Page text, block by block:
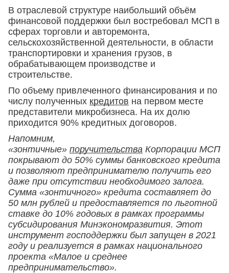
В отраслевой структуре наибольший объём
финансовой поддержки был востребовал МСП в
сферах торговли и авторемонта,
сельскохозяйственной деятельности, в области
транспортировки и хранения грузов, в
обрабатывающем производстве и
строительстве.
По объему привлеченного финансирования и по
числу полученных кредитов на первом месте
представители микробизнеса. На их долю
приходится 90% кредитных договоров.
Напомним,
«зонтичные» поручительства Корпорации МСП
покрывают до 50% суммы банковского кредита
и позволяют предпринимателю получить его
даже при отсутствии необходимого залога.
Сумма «зонтичного» кредита составляет до
50 млн рублей и предоставляется по льготной
ставке до 10% годовых в рамках программы
субсидирования Минэкономразвития. Этот
инструмент господдержки был запущен в 2021
году и реализуется в рамках национального
проекта «Малое и среднее
предпринимательство».